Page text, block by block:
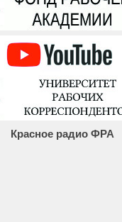
Красное радио ФРА